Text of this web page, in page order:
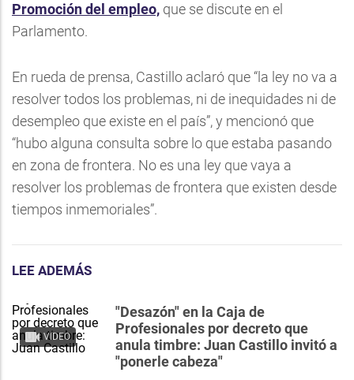
Promoción del empleo, que se discute en el
Parlamento.
En rueda de prensa, Castillo aclaró que “la ley no va a
resolver todos los problemas, ni de inequidades ni de
desempleo que existe en el país”, y mencionó que
“hubo alguna consulta sobre lo que estaba pasando
en zona de frontera. No es una ley que vaya a
resolver los problemas de frontera que existen desde
tiempos inmemoriales”.
LEE ADEMÁS
VIDEO
"Desazón" en la Caja de
Profesionales por decreto que
anula timbre: Juan Castillo invitó a
"ponerle cabeza"